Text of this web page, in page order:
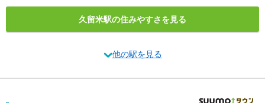
久留米駅の住みやすさを見る
他の駅を見る